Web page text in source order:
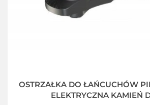
OSTRZAŁKA DO ŁAŃCUCHÓW
ELEKTRYCZNA KAMIEŃ